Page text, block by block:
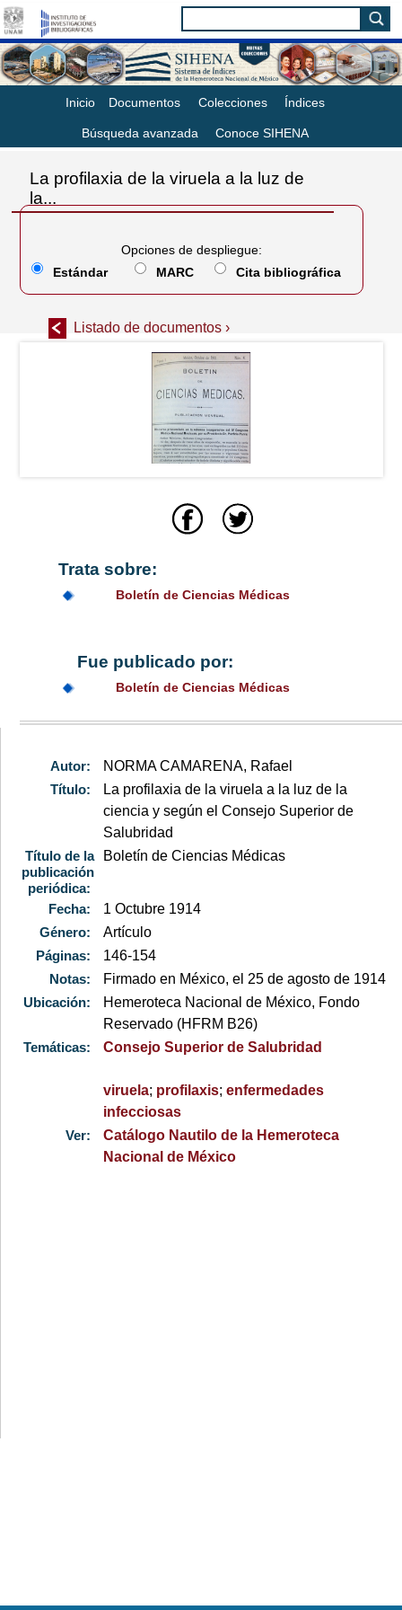
Inicio Documentos Colecciones Índices
Búsqueda avanzada Conoce SIHENA
La profilaxia de la viruela a la luz de
la...
Listado de documentos ›
Opciones de despliegue:
Estándar
MARC Cita bibliográfica
Trata sobre:
Boletín de Ciencias Médicas
Fue publicado por:
Boletín de Ciencias Médicas
Autor:
NORMA CAMARENA, Rafael
Título:
La profilaxia de la viruela a la luz de la
ciencia y según el Consejo Superior de
Salubridad
Título de la
publicación
periódica:
Boletín de Ciencias Médicas
Fecha:
1 Octubre 1914
Género:
Artículo
Páginas:
146-154
Notas:
Firmado en México, el 25 de agosto de 1914
Ubicación:
Hemeroteca Nacional de México, Fondo
Reservado (HFRM B26)
Temáticas:
Consejo Superior de Salubridad
viruela; profilaxis;enfermedades
infecciosas
Ver:
Catálogo Nautilo de la Hemeroteca
Nacional de México